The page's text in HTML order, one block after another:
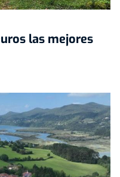
las mejores